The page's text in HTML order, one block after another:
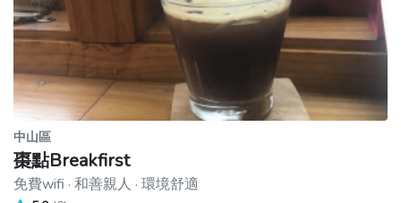
中山區
棗點Breakfirst
免費wifi · 和善親人 · 環境舒適